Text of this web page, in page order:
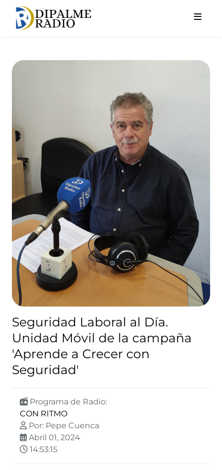
Seguridad Laboral al Día.
Seguridad Laboral al Día.
Unidad Móvil de la campaña
'Aprende a Crecer con
Seguridad'
Programa de Radio:
CON RITMO
Por: Pepe Cuenca
Abril 01, 2024
14:53:15